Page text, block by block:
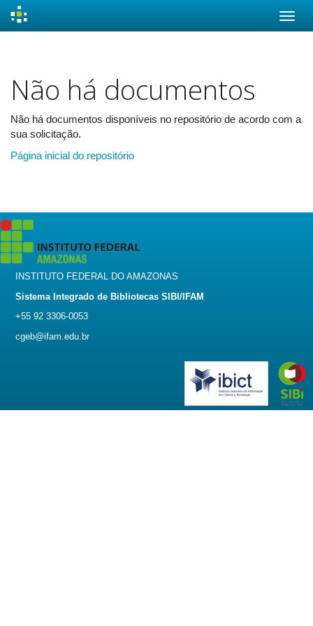
Não há documentos
Não há documentos disponíveis no repositório de acordo com a
sua solicitação.
Página inicial do repositório
INSTITUTO FEDERAL DO AMAZONAS
Sistema Integrado de Bibliotecas SIBI/IFAM
+55 92 3306-0053
cgeb@ifam.edu.br